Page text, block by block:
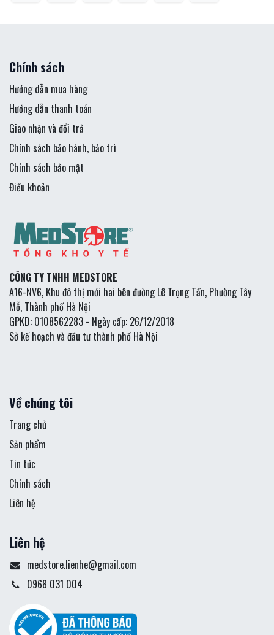
Chính sách
Hướng dẫn mua hàng
Hướng dẫn thanh toán
Giao nhận và đổi trả
Chính sách bảo hành, bảo trì
Chính sách bảo mật
Điều khoản
CÔNG TY TNHH MEDSTORE
A16-NV6, Khu đô thị mới hai bên đường Lê Trọng Tấn, Phường Tây
Mỗ, Thành phố Hà Nội
GPKD: 0108562283 - Ngày cấp: 26/12/2018
Sở kế hoạch và đầu tư thành phố Hà Nội
Về chúng tôi
Trang chủ
Sản phẩm
Tin tức
Chính sách
Liên hệ
Liên hệ
medstore.lienhe@gmail.com
0968 031 004